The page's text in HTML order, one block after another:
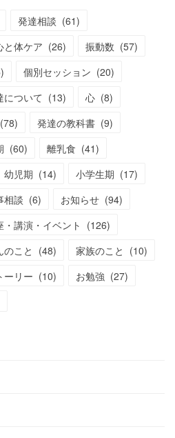
発達相談 (61)
と体ケア (26) 振動数 (57)
) 個別セッション (20)
について (13) 心 (8)
(78) 発達の教科書 (9)
(60) 離乳食 (41)
幼児期 (14) 小学生期 (17)
相談 (6) お知らせ (94)
・講演・イベント (126)
のこと (48) 家族のこと (10)
ーリー (10) お勉強 (27)